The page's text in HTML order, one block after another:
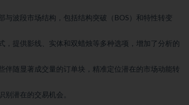
与波段市场结构，包括结构突破（BOS）和特性转变
，提供影线、实体和双蜡烛等多种选项，增加了分析的
伴随显著成交量的订单块，精准定位潜在的市场动能转
别潜在的交易机会。